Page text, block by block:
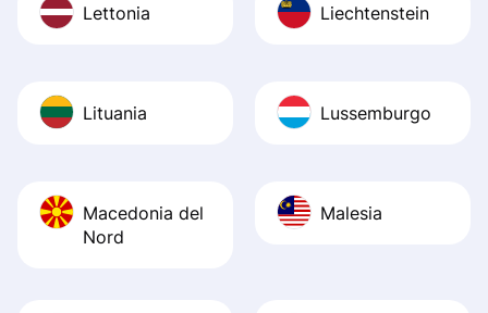
Lettonia Liechtenstein
Lituania Lussemburgo
Macedonia del
Nord
Malesia